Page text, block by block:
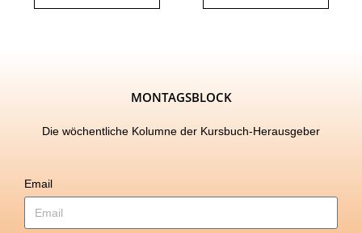
MONTAGSBLOCK
Die wöchentliche Kolumne der Kursbuch-Herausgeber
Email